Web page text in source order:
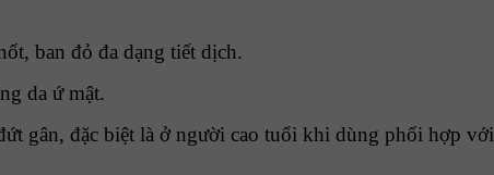
ban đỏ đa dạng tiết dịch.
da ứ mật.
gân, đặc biệt là ở người cao tuổi khi dùng phối hợp với